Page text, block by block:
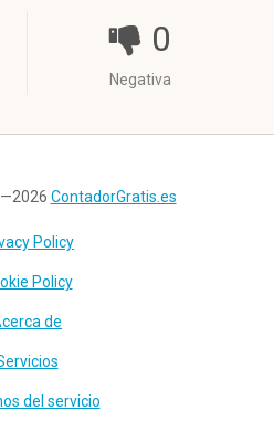
0
Negativa
ContadorGratis.es
Policy
Policy
de
del servicio